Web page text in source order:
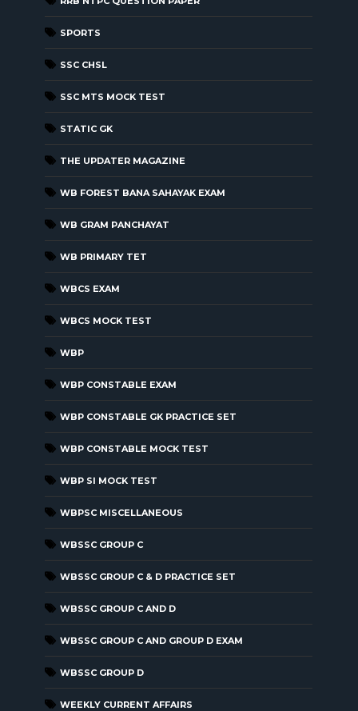
SPORTS
SSC CHSL
SSC MTS MOCK TEST
STATIC GK
THE UPDATER MAGAZINE
WB FOREST BANA SAHAYAK EXAM
WB GRAM PANCHAYAT
WB PRIMARY TET
WBCS EXAM
WBCS MOCK TEST
WBP
WBP CONSTABLE EXAM
WBP CONSTABLE GK PRACTICE SET
WBP CONSTABLE MOCK TEST
WBP SI MOCK TEST
WBPSC MISCELLANEOUS
WBSSC GROUP C
WBSSC GROUP C & D PRACTICE SET
WBSSC GROUP C AND D
WBSSC GROUP C AND GROUP D EXAM
WBSSC GROUP D
WEEKLY CURRENT AFFAIRS